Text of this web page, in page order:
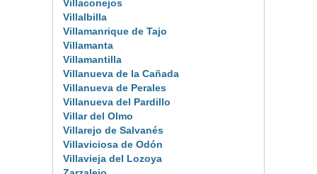
Villaconejos
Villalbilla
Villamanrique de Tajo
Villamanta
Villamantilla
Villanueva de la Cañada
Villanueva de Perales
Villanueva del Pardillo
Villar del Olmo
Villarejo de Salvanés
Villaviciosa de Odón
Villavieja del Lozoya